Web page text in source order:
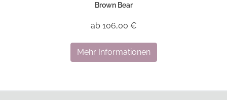
Brown Bear
ab 106,00 €
Mehr Informationen